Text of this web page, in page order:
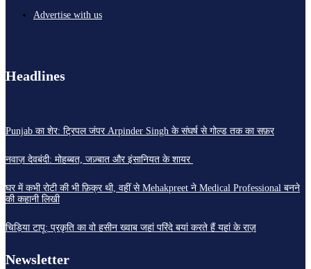
Advertise with us
Headlines
Punjab का शेर: ट्रिपल जंपर Arpinder Singh के संघर्ष से गोल्ड तक का सफ़र
नवाज़ देवबंदी: मोहब्बत, जज़्बात और इंसानियत के शायर
घर में कभी रोटी की भी फ़िक्र थी, वहीं से Mehakpreet ने Medical Professional बनने
की कहानी लिखी
चिड़िया टापू: प्रकृति का वो हसीन ख्वाब जहां परिंदे बयां करते हैं यहां के राज़
Newsletter